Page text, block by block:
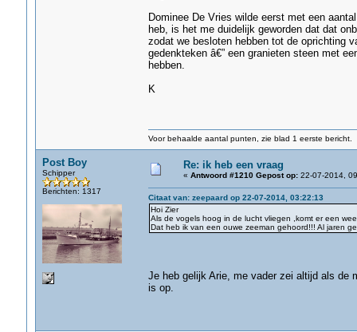
Dominee De Vries wilde eerst met een
heb, is het me duidelijk geworden dat dat
zodat we besloten hebben tot de oprichting
gedenkteken â€” een granieten steen met
hebben.
K
Voor behaalde aantal punten, zie blad 1 eerste bericht.
Post Boy
Schipper
Berichten: 1317
Re: ik heb een vraag
« Antwoord #1210 Gepost op:22-07-2014,
Citaat van: zeepaard op 22-07-2014, 03:22:13
Hoi Zier
Als de vogels hoog in de lucht vliegen ,komt er een
Dat heb ik van een ouwe zeeman gehoord!!! Al jaren
Je heb gelijk Arie, me vader zei altijd als de
is op.